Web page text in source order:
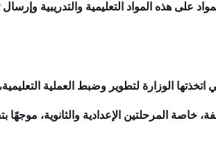
على هذه المواد التعليمية والتدريبية
الوزارة لتطوير وضبط العملية
خاصة المرحلتين الإعدادية والثانوية،